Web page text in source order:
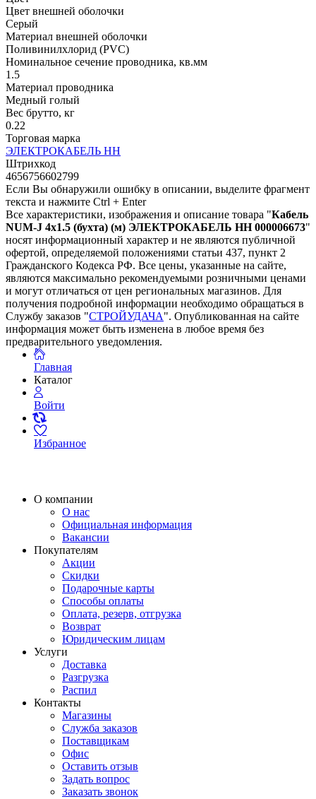
Цвет внешней оболочки
Серый
Материал внешней оболочки
Поливинилхлорид (PVC)
Номинальное сечение проводника, кв.мм
1.5
Материал проводника
Медный голый
Вес брутто, кг
0.22
Торговая марка
ЭЛЕКТРОКАБЕЛЬ НН
Штрихкод
4656756602799
Если Вы обнаружили ошибку в описании, выделите фрагмент
текста и нажмите Ctrl + Enter
Все характеристики, изображения и описание товара "Кабель
NUM-J 4х1.5 (бухта) (м) ЭЛЕКТРОКАБЕЛЬ НН 000006673"
носят информационный характер и не являются публичной
офертой, определяемой положениями статьи 437, пункт 2
Гражданского Кодекса РФ. Все цены, указанные на сайте,
являются максимально рекомендуемыми розничными ценами
и могут отличаться от цен региональных магазинов. Для
получения подробной информации необходимо обращаться в
Службу заказов "СТРОЙУДАЧА". Опубликованная на сайте
информация может быть изменена в любое время без
предварительного уведомления.
Главная
Каталог
Войти
Избранное
О компании
О нас
Официальная информация
Вакансии
Покупателям
Акции
Скидки
Подарочные карты
Способы оплаты
Оплата, резерв, отгрузка
Возврат
Юридическим лицам
Услуги
Доставка
Разгрузка
Распил
Контакты
Магазины
Служба заказов
Поставщикам
Офис
Оставить отзыв
Задать вопрос
Заказать звонок